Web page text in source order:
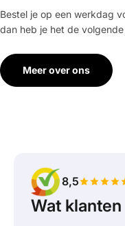
Bestel je op een werkdag
dan heb je het de
Meer over ons
8,5
Wat